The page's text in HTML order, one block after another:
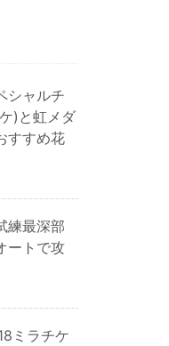
シャルチ
)と虹メダ
すすめ花
練最深部
ートで攻
ミラチケ